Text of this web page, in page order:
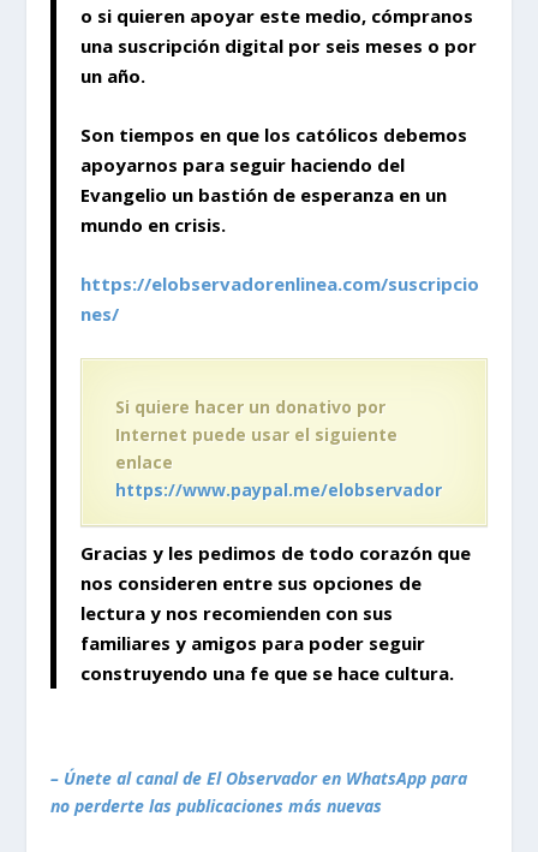
o si quieren apoyar este medio, cómpranos
una suscripción digital por seis meses o por
un año.
Son tiempos en que los católicos debemos
apoyarnos para seguir haciendo del
Evangelio un bastión de esperanza en un
mundo en crisis.
https://elobservadorenlinea.com/suscripcio
nes/
Si quiere hacer un donativo por
Internet puede usar el siguiente
enlace
https://www.paypal.me/elobservador
Gracias y les pedimos de todo corazón que
nos consideren entre sus opciones de
lectura y nos recomienden con sus
familiares y amigos para poder seguir
construyendo una fe que se hace cultura.
– Únete al canal de El Observador en WhatsApp para
no perderte las publicaciones más nuevas